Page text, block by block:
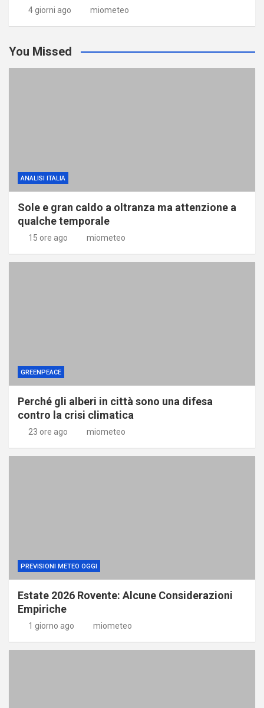
4 giorni ago miometeo
You Missed
ANALISI ITALIA
Sole e gran caldo a oltranza ma attenzione a
qualche temporale
15 ore ago miometeo
GREENPEACE
Perché gli alberi in città sono una difesa
contro la crisi climatica
23 ore ago miometeo
PREVISIONI METEO OGGI
Estate 2026 Rovente: Alcune Considerazioni
Empiriche
1 giorno ago miometeo